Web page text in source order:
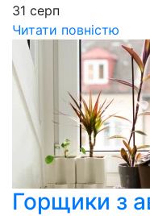
31 серп
Читати повністю
Горщики з